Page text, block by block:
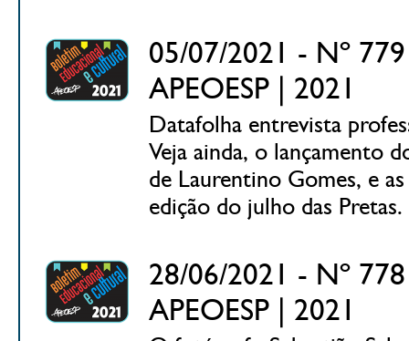
05/07/2021 - Nº
APEOESP | 2021
Datafolha entrevista
Veja ainda, o lançamento
de Laurentino Gomes, e
edição do julho das Pretas.
28/06/2021 - Nº
APEOESP | 2021